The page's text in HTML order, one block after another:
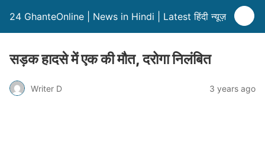
24 GhanteOnline | News in Hindi | Latest हिंदी न्यूज़
सड़क हादसे में एक की मौत, दरोगा निलंबित
Writer D 3 years ago